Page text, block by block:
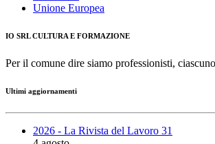
Unione Europea
IO SRL CULTURA E FORMAZIONE
Per il comune dire siamo professionisti,
Ultimi aggiornamenti
2026 - La Rivista del Lavoro 31